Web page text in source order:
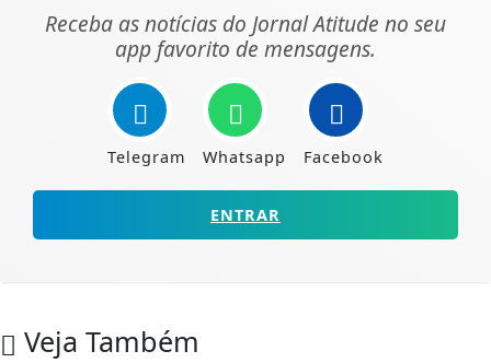
Receba as notícias do Jornal Atitude no seu
app favorito de mensagens.
Telegram Whatsapp Facebook
ENTRAR
Veja Também